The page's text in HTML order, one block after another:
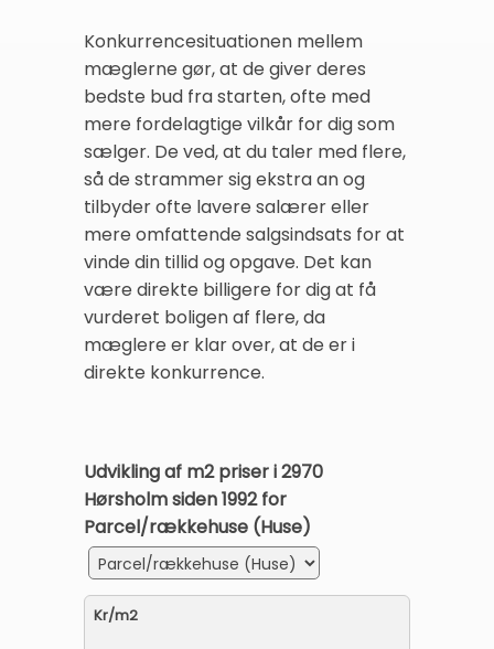
Konkurrencesituationen mellem
mæglerne gør, at de giver deres
bedste bud fra starten, ofte med
mere fordelagtige vilkår for dig som
sælger. De ved, at du taler med flere,
så de strammer sig ekstra an og
tilbyder ofte lavere salærer eller
mere omfattende salgsindsats for at
vinde din tillid og opgave. Det kan
være direkte billigere for dig at få
vurderet boligen af flere, da
mæglere er klar over, at de er i
direkte konkurrence.
Udvikling af m2 priser i 2970
Hørsholm siden 1992 for
Parcel/rækkehuse (Huse)
Kr/m2